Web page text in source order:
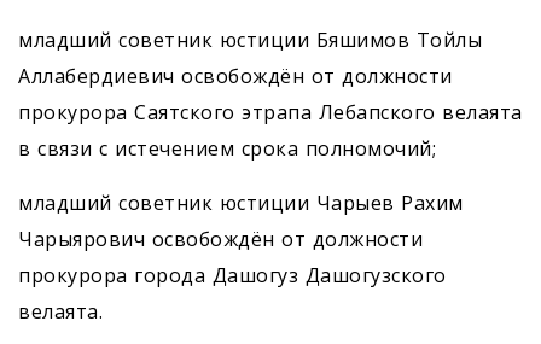
младший советник юстиции Бяшимов Тойлы
Аллабердиевич освобождён от должности
прокурора Саятского этрапа Лебапского велаята
в связи с истечением срока полномочий;
младший советник юстиции Чарыев Рахим
Чарыярович освобождён от должности
прокурора города Дашогуз Дашогузского
велаята.